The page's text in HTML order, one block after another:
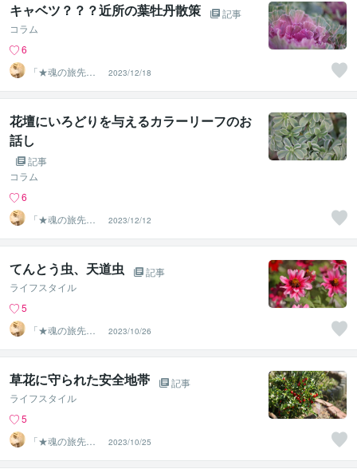
キャベツ？？？近所の葉牡丹散策
記事
コラム
6
「★魂の旅先案
内人★〜トマ
ス〜」
2023/12/18
花壇にいろどりを与えるカラーリーフのお
話し
記事
コラム
6
「★魂の旅先案
内人★〜トマ
ス〜」
2023/12/12
てんとう虫、天道虫
記事
ライフスタイル
5
「★魂の旅先案
内人★〜トマ
ス〜」
2023/10/26
草花に守られた安全地帯
記事
ライフスタイル
5
「★魂の旅先案
内人★〜トマ
ス〜」
2023/10/25